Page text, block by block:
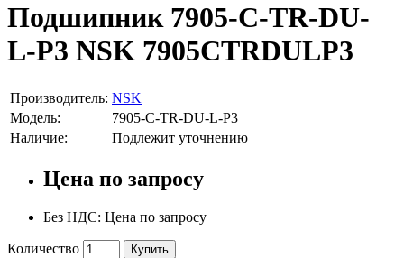
Подшипник 7905-C-TR-DU-
L-P3 NSK 7905CTRDULP3
Производитель: NSK
Модель:
7905-C-TR-DU-L-P3
Наличие:
Подлежит уточнению
Цена по запросу
Без НДС: Цена по запросу
Количество Купить